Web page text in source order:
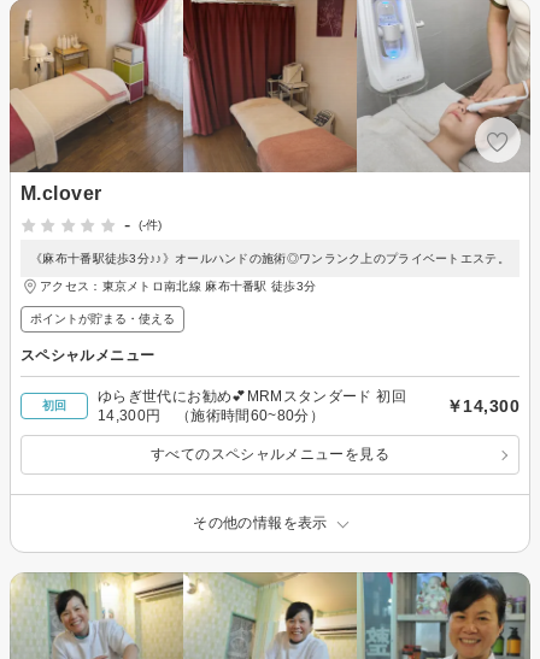
M.clover
-
(-件)
《麻布十番駅徒歩3分♪♪》オールハンドの施術◎ワンランク上のプライベートエステ。
アクセス：東京メトロ南北線 麻布十番駅 徒歩3分
ポイントが貯まる・使える
スペシャルメニュー
初回
ゆらぎ世代にお勧め💕MRMスタンダード 初回
14,300円 （施術時間60~80分）
￥14,300
すべてのスペシャルメニューを見る
その他の情報を表示